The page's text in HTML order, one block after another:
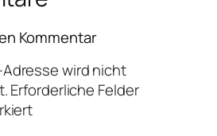
Kommentar
wird nicht
Erforderliche Felder